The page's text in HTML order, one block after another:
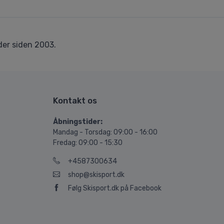
siden 2003.
Kontakt os
Åbningstider:
Mandag - Torsdag: 09:00 - 16:00
Fredag: 09:00 - 15:30
+4587300634
shop@skisport.dk
Følg Skisport.dk på Facebook